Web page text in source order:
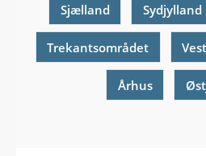
Sjælland Sydjylland
Trekantsområdet
Århus